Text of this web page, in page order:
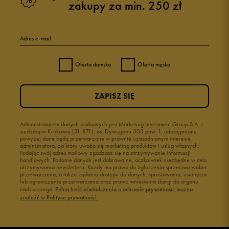
zakupy za min. 250 zł
Adres e-mail
Oferta damska Oferta męska
Administratorem danych osobowych jest Marketing Investment Group S.A. z
siedzibą w Krakowie (31-871), os. Dywizjonu 303 paw. 1, udostępnione
powyżej dane będą przetwarzane w prawnie uzasadnionym interesie
administratora, za który uważa się marketing produktów i usług własnych.
Podając swój adres mailowy zgadzasz się na otrzymywanie informacji
handlowych. Podanie danych jest dobrowolne, aczkolwiek niezbędne w celu
otrzymywania newslettera. Każdy ma prawo do zgłoszenia sprzeciwu wobec
przetwarzania, a także żądania dostępu do danych, sprostowania, usunięcia
lub ograniczenia przetwarzania oraz prawo wniesienia skargi do organu
nadzorczego. Pełną treść oświadczenia o ochronie prywatności można
znaleźć w Polityce prywatności.
ZAPISZ SIĘ